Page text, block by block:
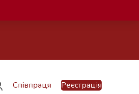
Співпраця Реєстрація